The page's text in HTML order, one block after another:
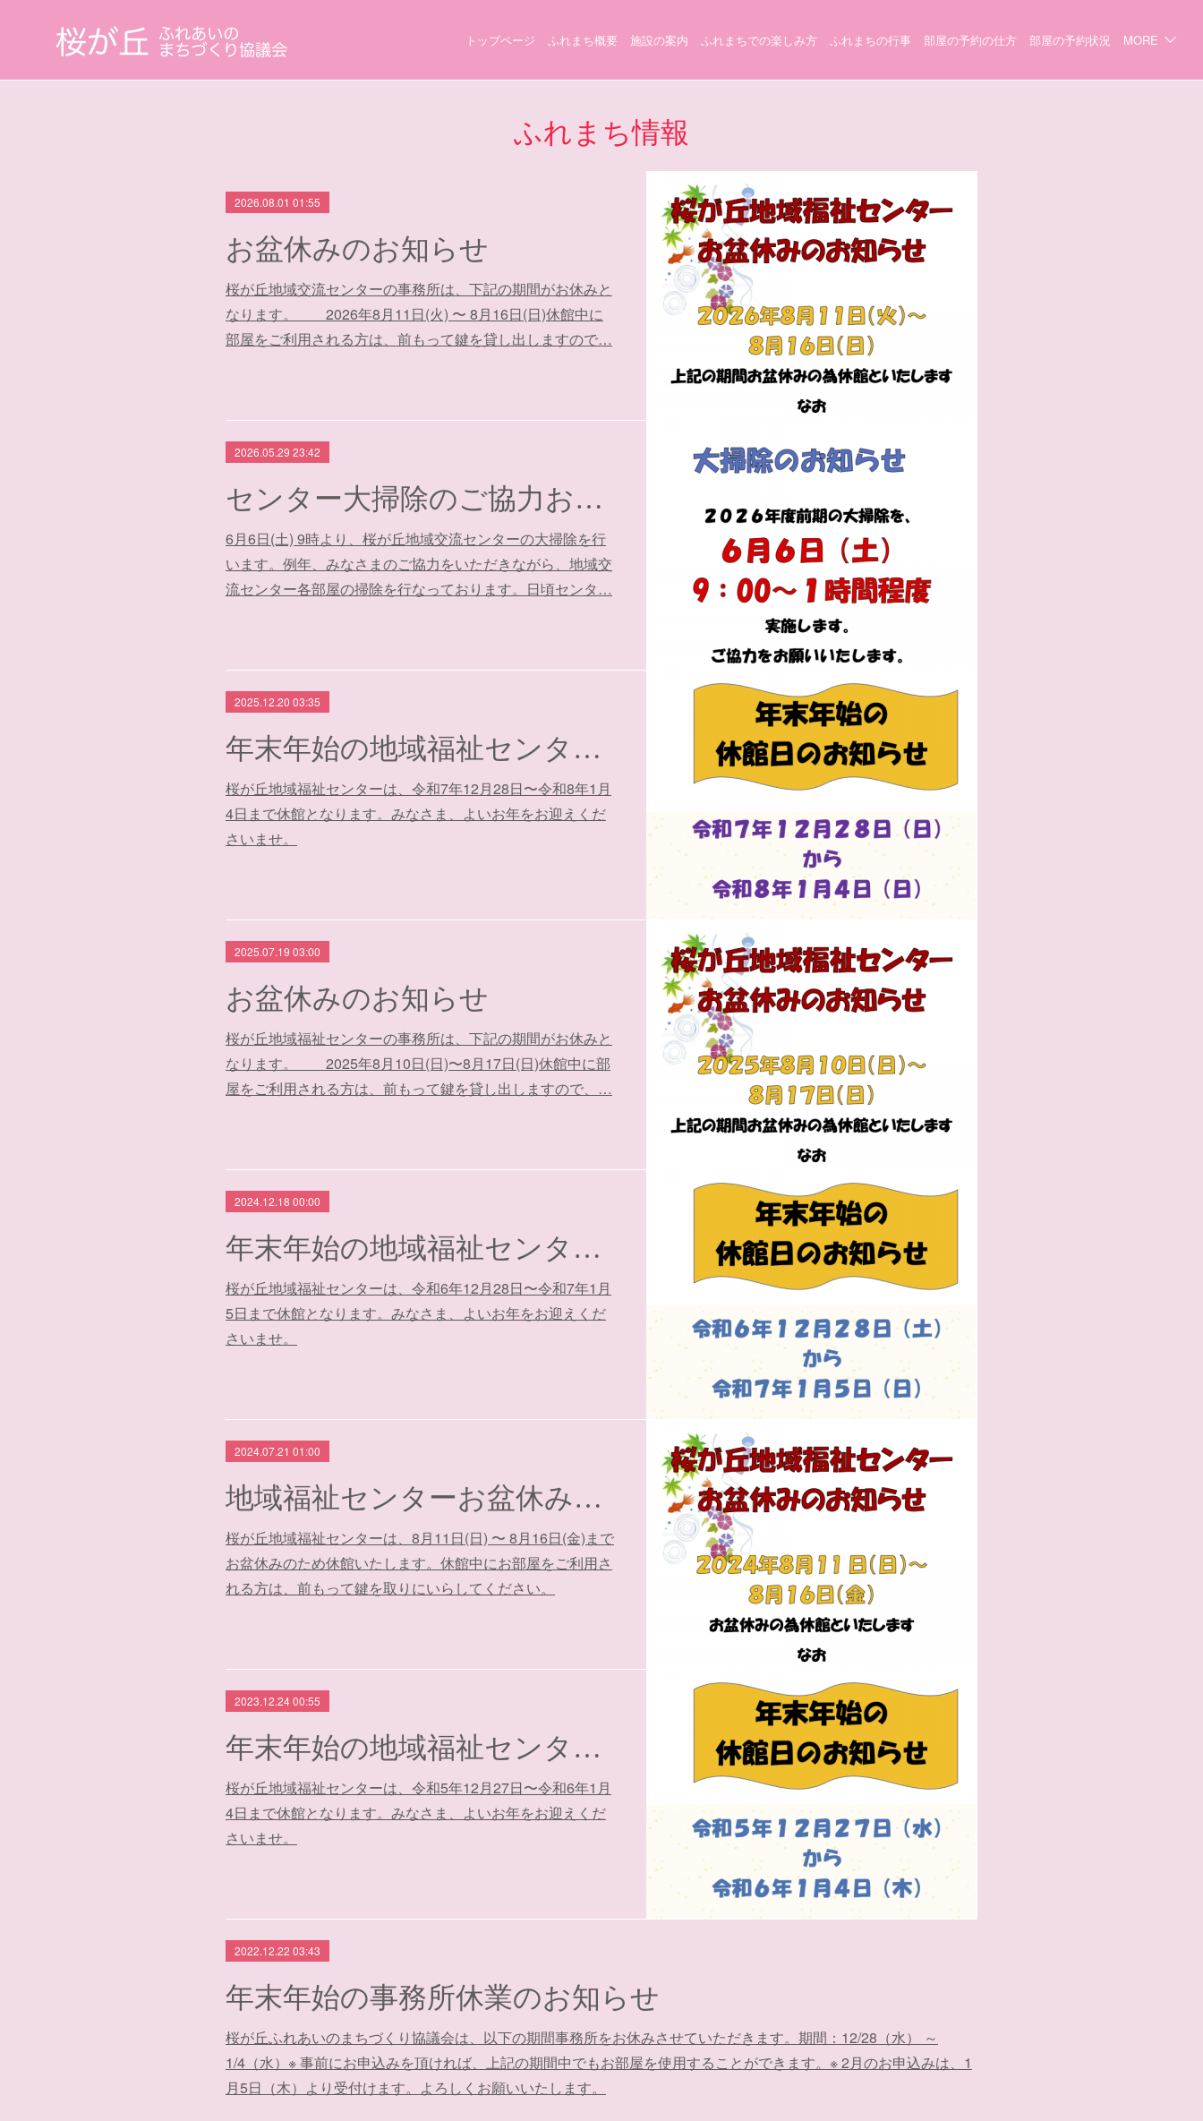
トップページ ふれまち概要 施設の案内 ふれまちでの楽しみ方 ふれまちの行事 部屋の予約の仕方 部屋の予約状況 MORE
ふれまち情報
2026.08.01 01:55
お盆休みのお知らせ
桜が丘地域交流センターの事務所は、下記の期間がお休みと
なります。 2026年8月11日(火) 〜 8月16日(日)休館中に
部屋をご利用される方は、前もって鍵を貸し出しますので…
2026.05.29 23:42
センター大掃除のご協力お願い
6月6日(土) 9時より、桜が丘地域交流センターの大掃除を行
います。例年、みなさまのご協力をいただきながら、地域交
流センター各部屋の掃除を行なっております。日頃センタ…
2025.12.20 03:35
年末年始の地域福祉センター休館日のお知らせ
桜が丘地域福祉センターは、令和7年12月28日〜令和8年1月
4日まで休館となります。みなさま、よいお年をお迎えくだ
さいませ。
2025.07.19 03:00
お盆休みのお知らせ
桜が丘地域福祉センターの事務所は、下記の期間がお休みと
なります。 2025年8月10日(日)〜8月17日(日)休館中に部
屋をご利用される方は、前もって鍵を貸し出しますので、…
2024.12.18 00:00
年末年始の地域福祉センター休館日のお知らせ
桜が丘地域福祉センターは、令和6年12月28日〜令和7年1月
5日まで休館となります。みなさま、よいお年をお迎えくだ
さいませ。
2024.07.21 01:00
地域福祉センターお盆休みのお知らせ
桜が丘地域福祉センターは、8月11日(日) 〜 8月16日(金)まで
お盆休みのため休館いたします。休館中にお部屋をご利用さ
れる方は、前もって鍵を取りにいらしてください。
2023.12.24 00:55
年末年始の地域福祉センター休館日のお知らせ
桜が丘地域福祉センターは、令和5年12月27日〜令和6年1月
4日まで休館となります。みなさま、よいお年をお迎えくだ
さいませ。
2022.12.22 03:43
年末年始の事務所休業のお知らせ
桜が丘ふれあいのまちづくり協議会は、以下の期間事務所をお休みさせていただきます。期間：12/28（水） ～
1/4（水）※ 事前にお申込みを頂ければ、上記の期間中でもお部屋を使用することができます。※ 2月のお申込みは、1
月5日（木）より受付けます。よろしくお願いいたします。